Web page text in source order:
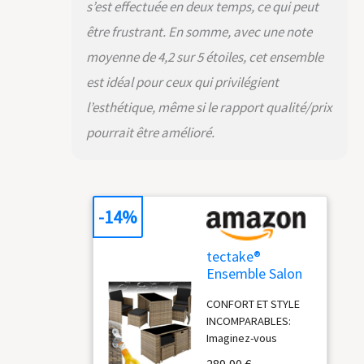
sur votre table de
jardin extérieur.
DESIGN ASTUCIEUX
table chaise
encastrable est une
de design. Imaginez
ouvre-bouteille pour
vos soirées festives.
L'ensemble table et
chaise de jardin crée
accueillante et
pratique, idéale pour
des repas en plein
air. Avec son design
s’est effectuée en deux temps, ce qui peut
être frustrant. En somme, avec une note
moyenne de 4,2 sur 5 étoiles, cet ensemble
est idéal pour ceux qui privilégient
l’esthétique, même si le rapport qualité/prix
pourrait être amélioré.
tectake®
Ensemble Salon
Exterieur 4
Places en Poly
Rotin 2 Fauteuil
Salon, 2
CONFORT ET STYLE
INCOMPARABLES:
Imaginez-vous
-14%